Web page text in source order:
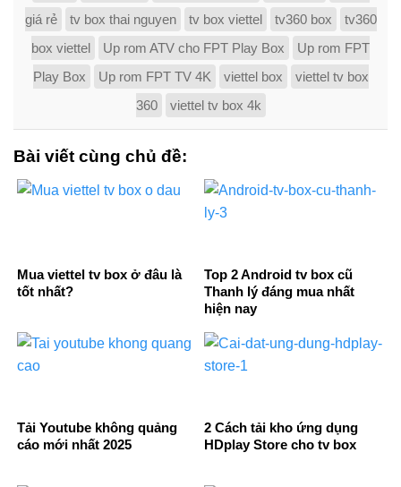
giá rẻ
tv box thai nguyen tv box viettel tv360 box
tv360
box viettel
Up rom ATV cho FPT Play Box
Up rom FPT
Play Box
Up rom FPT TV 4K viettel box
viettel tv box
360
viettel tv box 4k
Bài viết cùng chủ đề:
Mua viettel tv box ở đâu là
tốt nhất?
Top 2 Android tv box cũ
Thanh lý đáng mua nhất
hiện nay
Tải Youtube không quảng
cáo mới nhất 2025
2 Cách tải kho ứng dụng
HDplay Store cho tv box